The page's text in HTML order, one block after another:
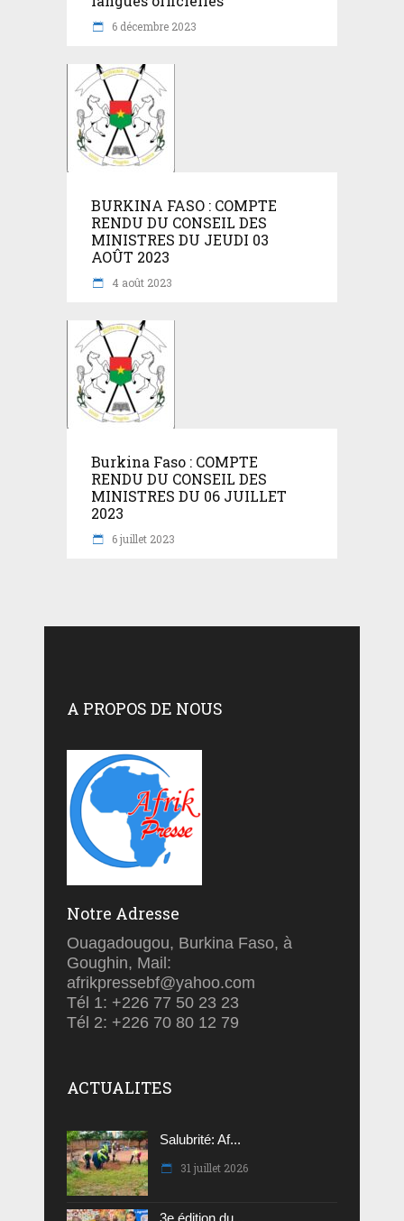
6 décembre 2023
BURKINA FASO : COMPTE
RENDU DU CONSEIL DES
MINISTRES DU JEUDI 03
AOÛT 2023
4 août 2023
Burkina Faso : COMPTE
RENDU DU CONSEIL DES
MINISTRES DU 06 JUILLET
2023
6 juillet 2023
A PROPOS DE NOUS
Notre Adresse
Ouagadougou, Burkina Faso, à
Goughin, Mail:
afrikpressebf@yahoo.com
Tél 1: +226 77 50 23 23
Tél 2: +226 70 80 12 79
ACTUALITES
Salubrité: Af...
31 juillet 2026